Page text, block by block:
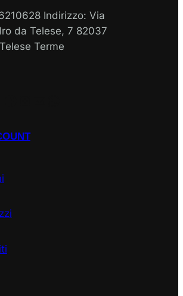
Indirizzo: Via
da Telese, 7 82037
Telese Terme